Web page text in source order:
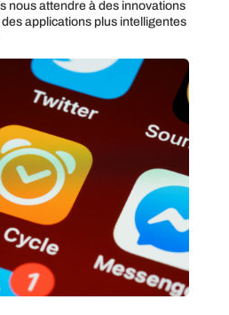
nous attendre à des innovations
applications plus intelligentes